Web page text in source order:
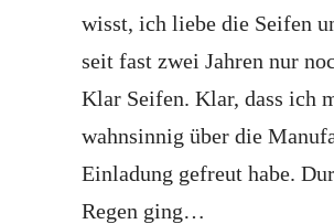
wisst, ich liebe die Seifen
seit fast zwei Jahren nur
Klar Seifen. Klar, dass ich
wahnsinnig über die
Einladung gefreut habe.
Regen ging…